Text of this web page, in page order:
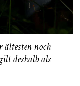
noch
deshalb als